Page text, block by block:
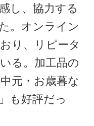
し、協力する
。オンライン
り、リピータ
る。加工品の
元・お歳暮な
も好評だっ